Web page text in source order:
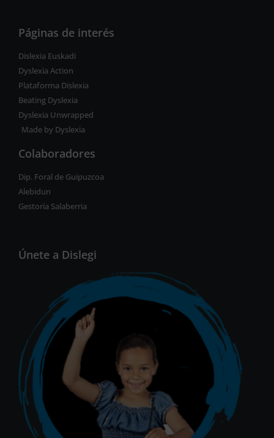
Páginas de interés
Dislexia Euskadi
Dyslexia Action
Plataforma Dislexia
Beating Dyslexia
Dyslexia Unwrapped
Made by Dyslexia
Colaboradores
Dip. Foral de Guipuzcoa
Alebidun
Gestoría Salaberria
Únete a Dislegi